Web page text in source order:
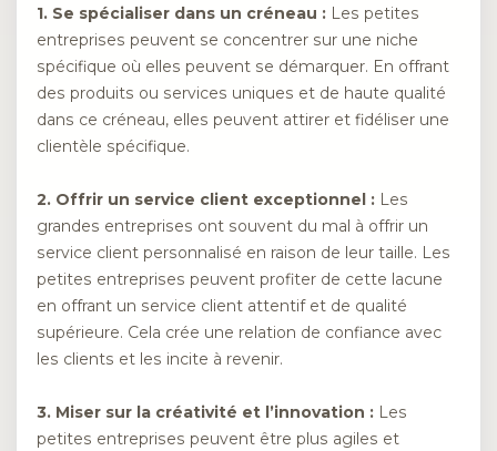
1. Se spécialiser dans un créneau : Les petites
entreprises peuvent se concentrer sur une niche
spécifique où elles peuvent se démarquer. En offrant
des produits ou services uniques et de haute qualité
dans ce créneau, elles peuvent attirer et fidéliser une
clientèle spécifique.
2. Offrir un service client exceptionnel : Les
grandes entreprises ont souvent du mal à offrir un
service client personnalisé en raison de leur taille. Les
petites entreprises peuvent profiter de cette lacune
en offrant un service client attentif et de qualité
supérieure. Cela crée une relation de confiance avec
les clients et les incite à revenir.
3. Miser sur la créativité et l’innovation : Les
petites entreprises peuvent être plus agiles et